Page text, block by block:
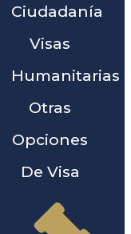
Ciudadanía
Visas
Humanitarias
Otras
Opciones
De Visa